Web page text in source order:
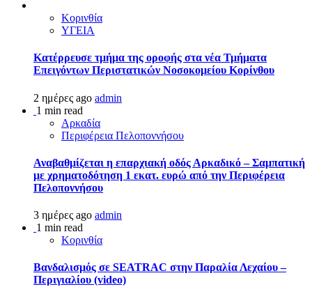
Κορινθία
ΥΓΕΙΑ
Kατέρρευσε τμήμα της οροφής στα νέα Τμήματα
Επειγόντων Περιστατικών Νοσοκομείου Κορίνθου
2 ημέρες ago admin
1 min read
Αρκαδία
Περιφέρεια Πελοποννήσου
Αναβαθμίζεται η επαρχιακή οδός Αρκαδικό – Σαμπατική
με χρηματοδότηση 1 εκατ. ευρώ από την Περιφέρεια
Πελοποννήσου
3 ημέρες ago admin
1 min read
Κορινθία
Βανδαλισμός σε SEATRAC στην Παραλία Λεχαίου –
Περιγιαλίου (video)